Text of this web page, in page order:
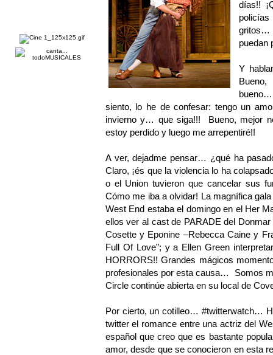
días!!
gritos…
puedan
Y
siento, lo he de confesar: tengo un
invierno y… que siga!!! Bueno, mejor
estoy perdido y luego me arrepentiré!!
A ver, dejadme pensar… ¿qué ha
Claro, ¡és que la violencia lo ha
o el Union tuvieron que cancelar sus
Cómo me iba a olvidar! La magnífica
West End estaba el domingo en el Her
ellos ver al cast de PARADE del
Cosette y Eponine –Rebecca Caine y
Full Of Love”; y a Ellen Green
HORRORS!! Grandes mágicos
profesionales por esta causa… Somos
Circle continúe abierta en su local de
Por cierto, un cotilleo… #twitterwatch…
twitter el romance entre una actriz del
español que creo que es bastante
amor, desde que se conocieron en esta